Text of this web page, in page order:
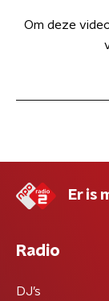
Om deze
Er is
Radio
DJ’s